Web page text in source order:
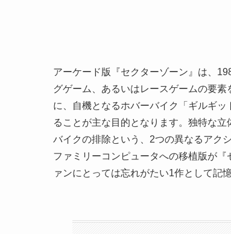
アーケード版『セクターゾーン』は、
グゲーム、あるいはレースゲームの要
に、自機となるホバーバイク「ギルギ
ることが主な目的となります。独特な
バイクの排除という、2つの異なるアク
ファミリーコンピュータへの移植版が
ァンにとっては忘れがたい1作として記